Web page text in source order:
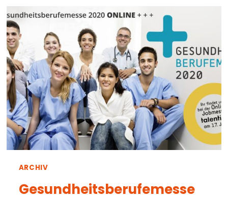
FE:MALE
INNOVATION
HUB
ARCHIV
Gesundheitsberufemesse